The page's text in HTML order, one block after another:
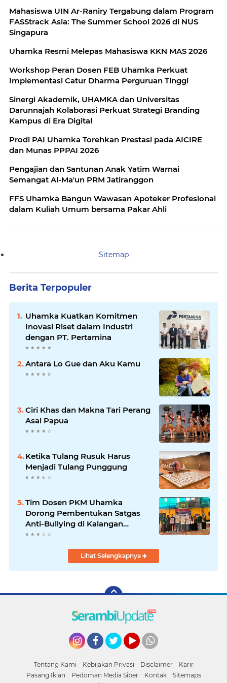
Mahasiswa UIN Ar-Raniry Tergabung dalam Program
FASStrack Asia: The Summer School 2026 di NUS
Singapura
Uhamka Resmi Melepas Mahasiswa KKN MAS 2026
Workshop Peran Dosen FEB Uhamka Perkuat
Implementasi Catur Dharma Perguruan Tinggi
Sinergi Akademik, UHAMKA dan Universitas
Darunnajah Kolaborasi Perkuat Strategi Branding
Kampus di Era Digital
Prodi PAI Uhamka Torehkan Prestasi pada AICIRE
dan Munas PPPAI 2026
Pengajian dan Santunan Anak Yatim Warnai
Semangat Al-Ma'un PRM Jatiranggon
FFS Uhamka Bangun Wawasan Apoteker Profesional
dalam Kuliah Umum bersama Pakar Ahli
Sitemap
Berita Terpopuler
Uhamka Kuatkan Komitmen
Inovasi Riset dalam Industri
dengan PT. Pertamina
Antara Lo Gue dan Aku Kamu
Ciri Khas dan Makna Tari Perang
Asal Papua
Ketika Tulang Rusuk Harus
Menjadi Tulang Punggung
Tim Dosen PKM Uhamka
Dorong Pembentukan Satgas
Anti-Bullying di Kalangan
Remaja
Lihat Selengkapnya
Tentang Kami Kebijakan Privasi Disclaimer
Karir
Pasang Iklan
Pedoman Media Siber Kontak Sitemaps